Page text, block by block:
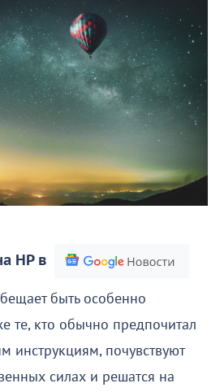
НР в
быть особенно
те, кто обычно предпочитал
инструкциям, почувствуют
силах и решатся на